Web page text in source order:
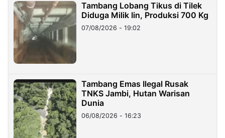
Tambang Lobang Tikus di Tilek
Diduga Milik Iin, Produksi 700 Kg
07/08/2026 - 19:02
Tambang Emas Ilegal Rusak
TNKS Jambi, Hutan Warisan
Dunia
06/08/2026 - 16:23